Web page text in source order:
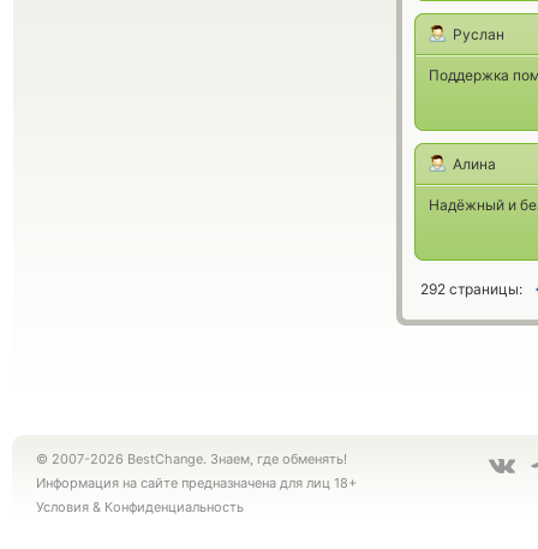
Руслан
Поддержка
Алина
Надёжный и
292 страницы:
© 2007-2026 BestChange. Знаем, где обменять!
Информация на сайте предназначена для лиц 18+
Условия & Конфиденциальность